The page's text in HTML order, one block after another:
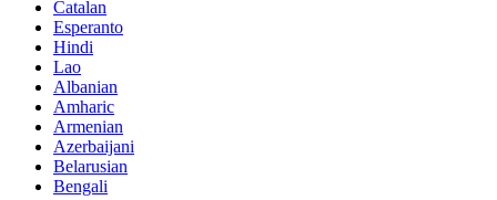
Catalan
Esperanto
Hindi
Lao
Albanian
Amharic
Armenian
Azerbaijani
Belarusian
Bengali